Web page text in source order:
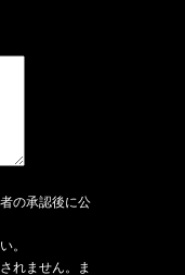
の承認後に公
。
れません。ま